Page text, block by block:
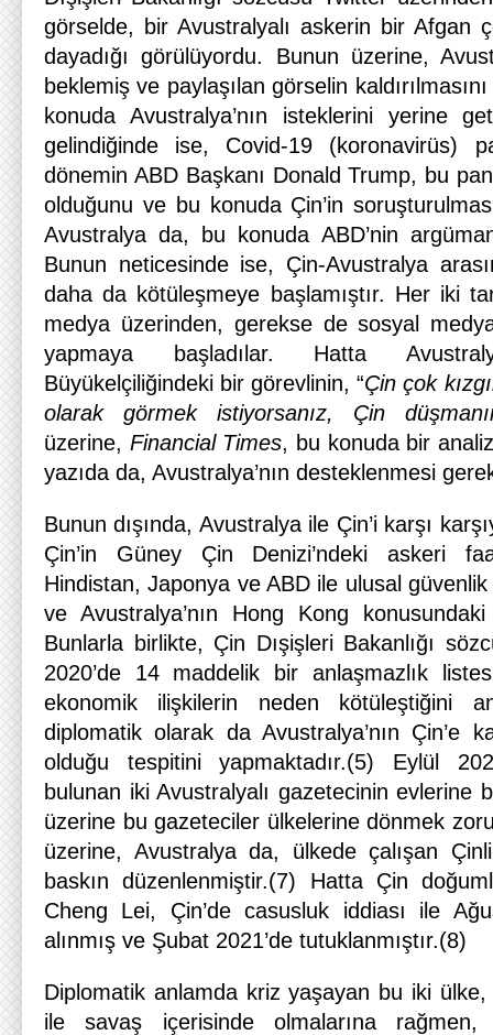
görselde, bir Avustralyalı askerin bir Afgan
dayadığı görülüyordu. Bunun üzerine,
beklemiş ve paylaşılan görselin
konuda Avustralya’nın isteklerini yerine
gelindiğinde ise, Covid-19 (koronavirüs)
dönemin ABD Başkanı Donald Trump, bu
olduğunu ve bu konuda Çin’in
Avustralya da, bu konuda ABD’nin
Bunun neticesinde ise, Çin-Avustralya
daha da kötüleşmeye başlamıştır. Her iki
medya üzerinden, gerekse de sosyal
yapmaya başladılar. Hatta
Büyükelçiliğindeki bir görevlinin, “Çin çok
olarak görmek istiyorsanız, Çin
üzerine, Financial Times, bu konuda bir analiz
yazıda da, Avustralya’nın desteklenmesi
Bunun dışında, Avustralya ile Çin’i karşı
Çin’in Güney Çin Denizi’ndeki askeri
Hindistan, Japonya ve ABD ile ulusal güvenlik
ve Avustralya’nın Hong Kong
Bunlarla birlikte, Çin Dışişleri Bakanlığı
2020’de 14 maddelik bir anlaşmazlık
ekonomik ilişkilerin neden kötüleştiğini
diplomatik olarak da Avustralya’nın Çin’e
olduğu tespitini yapmaktadır.(5) Eylül
bulunan iki Avustralyalı gazetecinin evlerine
üzerine bu gazeteciler ülkelerine dönmek
üzerine, Avustralya da, ülkede çalışan
baskın düzenlenmiştir.(7) Hatta Çin
Cheng Lei, Çin’de casusluk iddiası ile
alınmış ve Şubat 2021’de tutuklanmıştır.(8)
Diplomatik anlamda kriz yaşayan bu iki
ile savaş içerisinde olmalarına rağmen,